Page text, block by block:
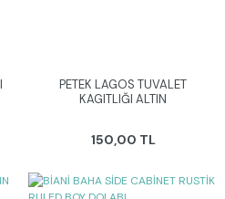
PETEK LAGOS TUVALET
KAGITLIĞI ALTIN
150,00 TL